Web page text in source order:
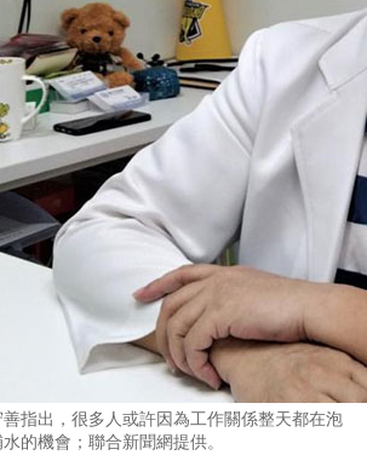
指出，很多人或許因為工作關係整天都在泡
的機會 ；聯合新聞網提供。